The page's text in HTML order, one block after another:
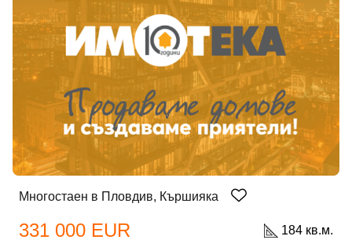
Многостаен в Пловдив, Кършияка
331 000 EUR 184 кв.м.